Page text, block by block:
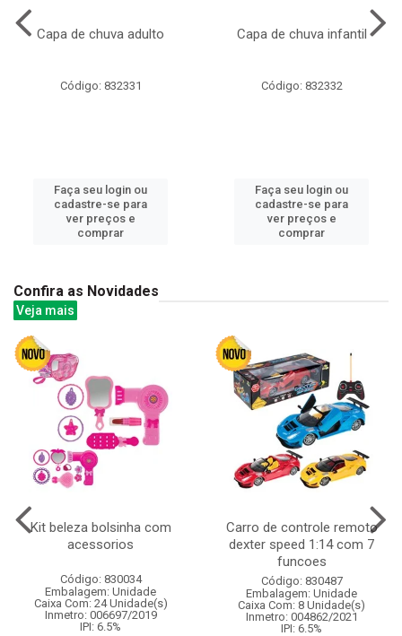
Capa de chuva adulto
Código: 832331
Faça seu login ou
cadastre-se para
ver preços e
comprar
Capa de chuva infantil
Código: 832332
Faça seu login ou
cadastre-se para
ver preços e
comprar
Confira as Novidades
Veja mais
Kit beleza bolsinha com
acessorios
Código: 830034
Embalagem: Unidade
Caixa Com: 24 Unidade(s)
Inmetro: 006697/2019
IPI: 6.5%
Carro de controle remoto
dexter speed 1:14 com 7
funcoes
Código: 830487
Embalagem: Unidade
Caixa Com: 8 Unidade(s)
Inmetro: 004862/2021
IPI: 6.5%